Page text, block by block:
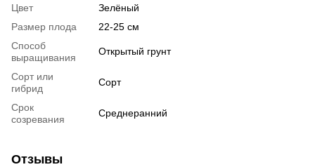
Цвет
Зелёный
Размер плода
22-25 см
Способ
выращивания
Открытый грунт
Сорт или
гибрид
Сорт
Срок
созревания
Среднеранний
Отзывы